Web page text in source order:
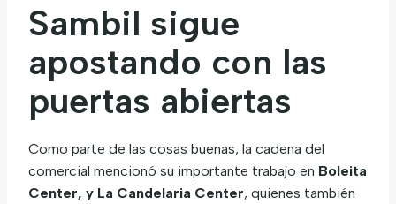
Sambil sigue
apostando con las
puertas abiertas
Como parte de las cosas buenas, la cadena del
comercial mencionó su importante trabajo en Boleita
Center, y La Candelaria Center, quienes también